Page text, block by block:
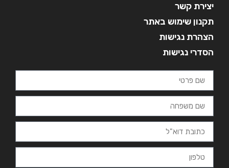
יצירת קשר
תקנון שימוש באתר
הצהרת נגישות
הסדרי נגישות